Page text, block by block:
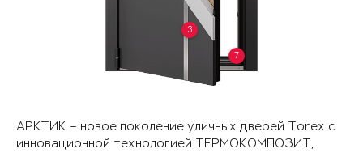
3
7
АРКТИК – новое поколение уличных дверей Torex с
инновационной технологией ТЕРМОКОМПОЗИТ,